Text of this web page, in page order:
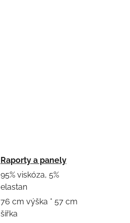
Raporty a panely
95% viskóza, 5%
elastan
76 cm výška * 57 cm
šířka